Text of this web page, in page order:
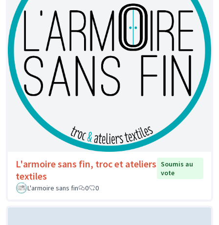
L'armoire sans fin, troc et ateliers
textiles
Soumis au
vote
L'armoire sans fin
0 0